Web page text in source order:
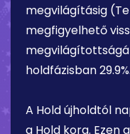
megvilágításig
megfigyelhető
holdfázisban29.9%.
A Hold újholdtól
a Hold kora. Ezen